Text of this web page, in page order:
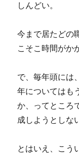
しんどい。
今まで居たどの
こそこ時間がか
で、毎年頭には
年についてはも
か、ってところ
成しようとしな
とはいえ、こう